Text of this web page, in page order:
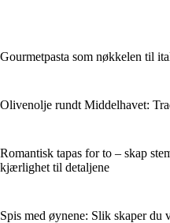
Gourmetpasta som nøkkelen til
Olivenolje rundt Middelhavet:
Romantisk tapas for to – skap
kjærlighet til detaljene
Spis med øynene: Slik skaper du